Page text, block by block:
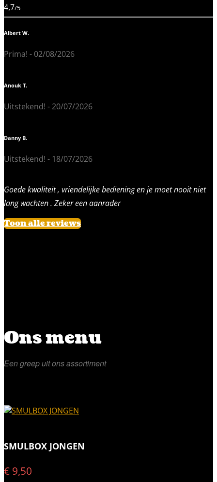
4,7/5
Albert W.
Prima! - 02/08/2026
Anouk T.
Uitstekend! - 20/07/2026
Danny B.
Uitstekend! - 18/07/2026
Goede kwaliteit , vriendelijke bediening en je moet nooit niet
lang wachten . Zeker een aanrader
Toon alle reviews
Ons menu
Een greep uit ons assortiment
SMULBOX JONGEN
€ 9,50